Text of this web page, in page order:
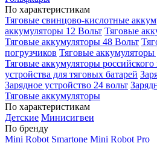
По характеристикам
Тяговые свинцово-кислотные
аккумуляторы 12 Вольт Тяговые
Тяговые аккумуляторы 48 Вольт
погрузчиков Тяговые аккумуляторы
Тяговые аккумуляторы российского
устройства для тяговых батарей
Зарядное устройство 24 вольт
Тяговые аккумуляторы
По характеристикам
Детские Минисигвеи
По бренду
Mini Robot Smartone Mini Robot Pro